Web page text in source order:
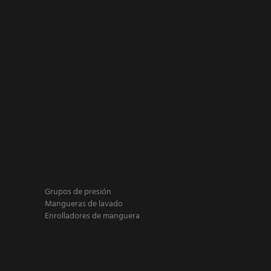
Grupos de presión
Mangueras de lavado
Enrolladores de manguera